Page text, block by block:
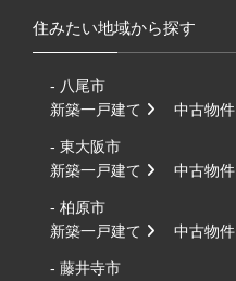
住みたい地域から探す
- 八尾市
新築一戸建て
中古物件
- 東大阪市
新築一戸建て
中古物件
- 柏原市
新築一戸建て
中古物件
- 藤井寺市